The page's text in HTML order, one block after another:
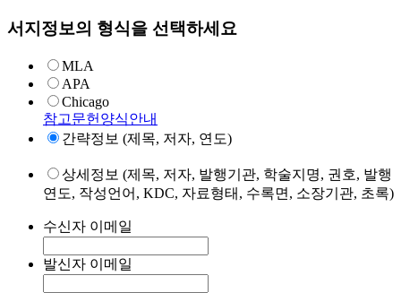
서지정보의 형식을 선택하세요
MLA
APA
Chicago
참고문헌양식안내
간략정보 (제목, 저자, 연도)
상세정보 (제목, 저자, 발행기관, 학술지명, 권호, 발행
연도, 작성언어, KDC, 자료형태, 수록면, 소장기관, 초록)
수신자 이메일
발신자 이메일